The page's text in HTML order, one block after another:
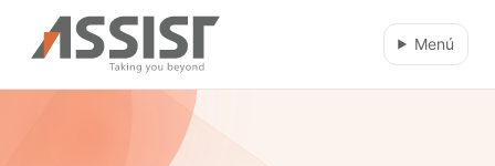
Ir al contenido principal
Menú